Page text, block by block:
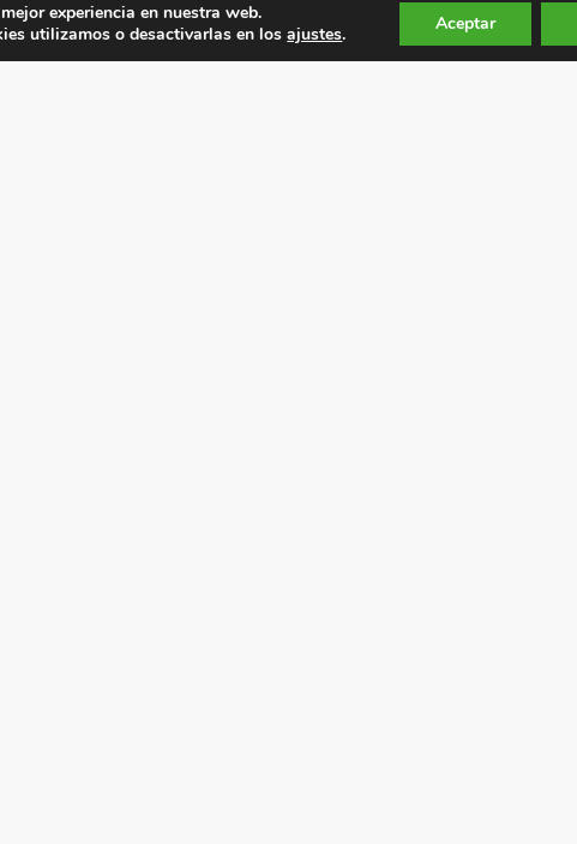
experiencia en nuestra web.
utilizamos o desactivarlas en losajustes. Aceptar